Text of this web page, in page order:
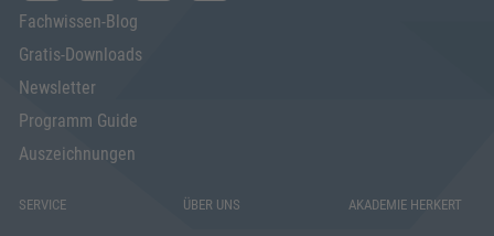
Fachwissen-Blog
Gratis-Downloads
Newsletter
Programm Guide
Auszeichnungen
SERVICE ÜBER UNS AKADEMIE HERKERT